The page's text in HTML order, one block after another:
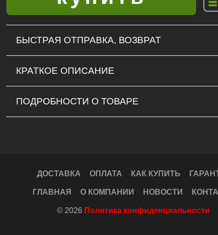
БЫСТРАЯ ОТПРАВКА, ВОЗВРАТ
КРАТКОЕ ОПИСАНИЕ
ПОДРОБНОСТИ О ТОВАРЕ
ДОСТАВКА ОПЛАТА КАК КУПИТЬ
ГЛАВНАЯ О КОМПАНИИ НОВОСТИ
© 2026 Политика конфиденциальности